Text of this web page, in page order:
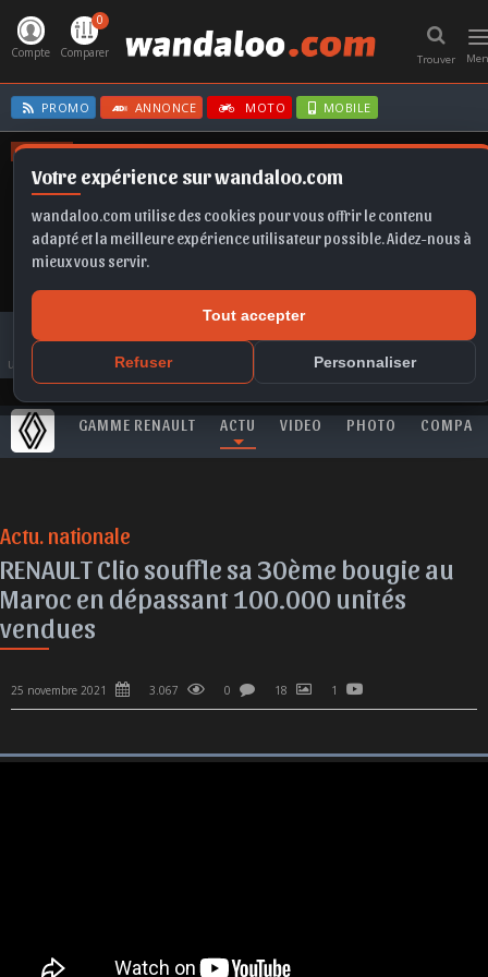
Votre expérience sur wandaloo.com
wandaloo.com utilise des cookies pour vous offrir le contenu
adapté et la meilleure expérience utilisateur possible. Aidez-nous à
mieux vous servir.
Tout accepter
Refuser Personnaliser
Trouver
Compte
0
Comparer
PROMO ANNONCE MOTO MOBILE
OFFRES
CORSA FRONTERA EV CORSA BVA
RENAULT
Clio
RENAULT Clio souffle sa 30ème bougie au Maroc en dépassant 100.000
unités vendues
GAMME RENAULT ACTU VIDEO PHOTO
Actu. nationale
RENAULT Clio souffle sa 30ème bougie au
Maroc en dépassant 100.000 unités
vendues
25 novembre 2021 3.067 0 18 1